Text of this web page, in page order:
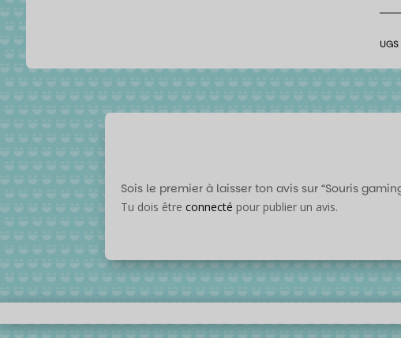
Sois le premier à laisser ton avis sur “Souris
Tu dois être connecté pour publier un avis.